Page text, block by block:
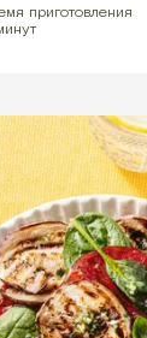
приготовления